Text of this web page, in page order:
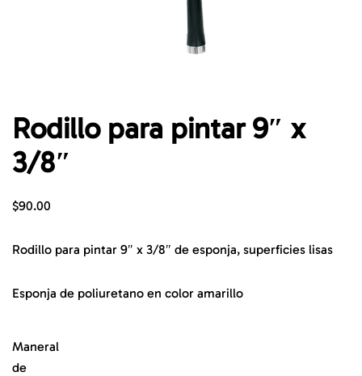
Rodillo para pintar 9″ x
3/8″
$90.00
Rodillo para pintar 9″ x 3/8″ de esponja, superficies lisas
Esponja de poliuretano en color amarillo
Maneral
de